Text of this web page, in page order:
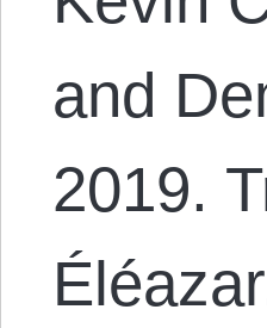
and
2019.